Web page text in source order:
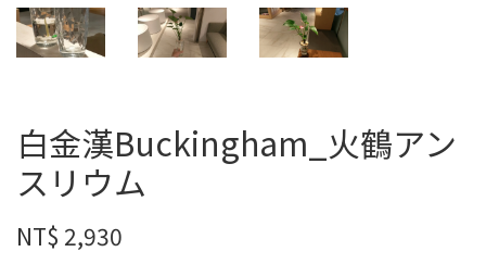
白金漢Buckingham_火鶴アン
スリウム
NT$ 2,930